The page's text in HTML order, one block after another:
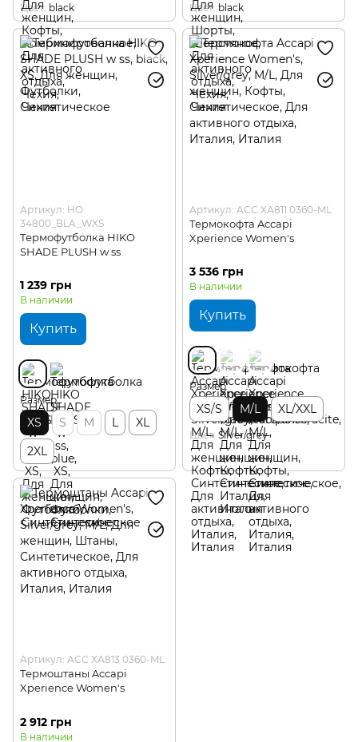
Цвет black Цвет black
Артикул: HO
34800_BLA_WXS
Термофутболка HIKO
SHADE PLUSH w ss
1 239 грн
В наличии
Купить
Размер
XS S M L
XL
2XL
Артикул: ACC XА811.0360-ML
Термокофта Accapi
Xperience Women's
3 536 грн
В наличии
Купить
Размер
XS/S M/L XL/XXL
Цвет Silver/grey
Артикул: ACC XА813.0360-ML
Термоштаны Accapi
Xperience Women's
2 912 грн
В наличии